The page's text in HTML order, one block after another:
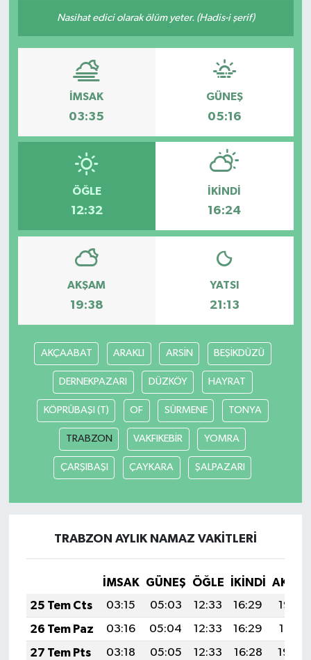
Nasihat edici olarak ölüm yeter. (Hadis-i şerif)
İMSAK
03:35
GÜNEŞ
05:16
ÖĞLE
12:32
İKINDI
16:24
AKŞAM
19:38
YATSI
21:13
AKÇAABAT ARAKLI ARSİN BEŞİKDÜZÜ
DERNEKPAZARI DÜZKÖY HAYRAT
KÖPRÜBAŞI (T) OF SÜRMENE TONYA
TRABZON VAKFIKEBİR YOMRA
ÇARŞIBAŞI ÇAYKARA ŞALPAZARI
TRABZON AYLIK NAMAZ VAKITLERI
İMSAK GÜNEŞ ÖĞLE İKINDI
25 Tem Cts
03:15 05:03 12:33 16:29
19:52
26 Tem Paz
03:16 05:04 12:33 16:29
19:51
27 Tem Pts
03:18 05:05 12:33 16:28
19:50